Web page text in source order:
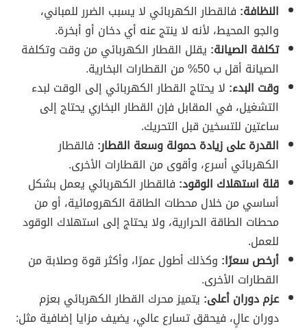
النظافة: فالقطار الكهربائي لا يسبب الضرر للمباني،
والجو المحيط، لأنه لا ينتج عنه أي دخان أو أبخرة.
تكلفة الصيانة: يقلل القطار الكهربائي من وقت وتكلفة
الصيانة أقل ب 50% من القطارات البخارية.
وقت البدء: لا يحتاج القطار الكهربائي إلى الوقت لبدء
التشغيل، في المقابل فإن القطار البخاري يحتاج إلى
ساعتين للتسخين قبل التحريك.
القدرة على زيادة حمولة وسعة القطار: فالقطار
الكهربائي أسرع، وأقوى من القطارات الأخرى.
قلة استهلاك الوقود: فالقطار الكهربائي يعمل بشكل
أساسي من خلال محطات الطاقة الكهرومائية، أو من
محطات الطاقة الحرارية، ولا يحتاج إلى استهلاك الوقود
للعمل.
أرخص سعرًا: وكذلك أطول عمرًا، وأكثر قوة وصلابة من
القطارات الأخرى.
عزم دوران أعلى: يتميز محرك القطار الكهربائي بعزم
دوران عالٍ، فيحقق تسارع عالي، يضيف مزايا إضافية مثل: